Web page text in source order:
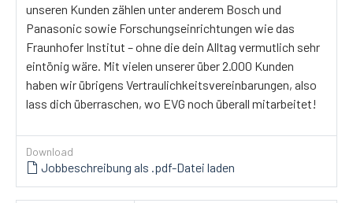
unseren Kunden zählen unter anderem Bosch und
Panasonic sowie Forschungseinrichtungen wie das
Fraunhofer Institut – ohne die dein Alltag vermutlich sehr
eintönig wäre. Mit vielen unserer über 2.000 Kunden
haben wir übrigens Vertraulichkeitsvereinbarungen, also
lass dich überraschen, wo EVG noch überall mitarbeitet!
Download
Jobbeschreibung als .pdf-Datei laden